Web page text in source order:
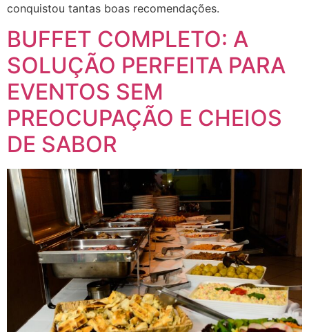
conquistou tantas boas recomendações.
BUFFET COMPLETO: A
SOLUÇÃO PERFEITA PARA
EVENTOS SEM
PREOCUPAÇÃO E CHEIOS
DE SABOR